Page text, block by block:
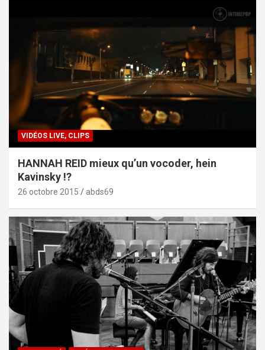
VIDÉOS LIVE, CLIPS
HANNAH REID mieux qu’un vocoder, hein
Kavinsky !?
26 octobre 2015 abds69